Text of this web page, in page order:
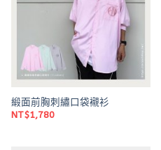
緞面前胸刺繡口袋襯衫
NT$1,780